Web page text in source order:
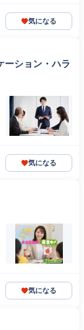
気になる
ーション・ハラ
気になる
気になる